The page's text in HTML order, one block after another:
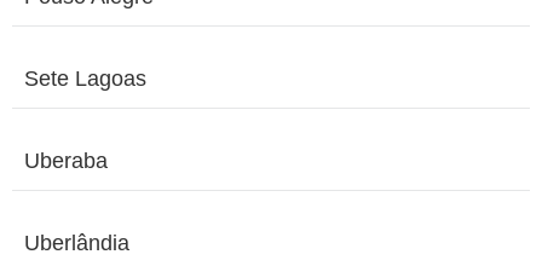
Sete Lagoas
Uberaba
Uberlândia